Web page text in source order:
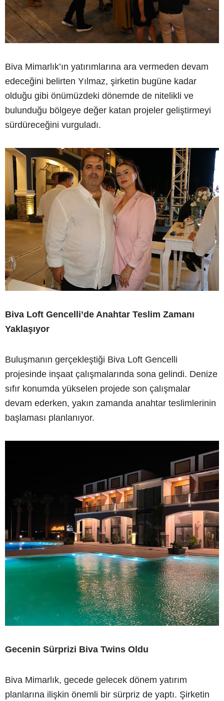
Biva Mimarlık’ın yatırımlarına ara vermeden devam
edeceğini belirten Yılmaz, şirketin bugüne kadar
olduğu gibi önümüzdeki dönemde de nitelikli ve
bulunduğu bölgeye değer katan projeler geliştirmeyi
sürdüreceğini vurguladı.
Biva Loft Gencelli’de Anahtar Teslim Zamanı
Yaklaşıyor
Buluşmanın gerçekleştiği Biva Loft Gencelli
projesinde inşaat çalışmalarında sona gelindi. Denize
sıfır konumda yükselen projede son çalışmalar
devam ederken, yakın zamanda anahtar teslimlerinin
başlaması planlanıyor.
Gecenin Sürprizi Biva Twins Oldu
Biva Mimarlık, gecede gelecek dönem yatırım
planlarına ilişkin önemli bir sürpriz de yaptı. Şirketin